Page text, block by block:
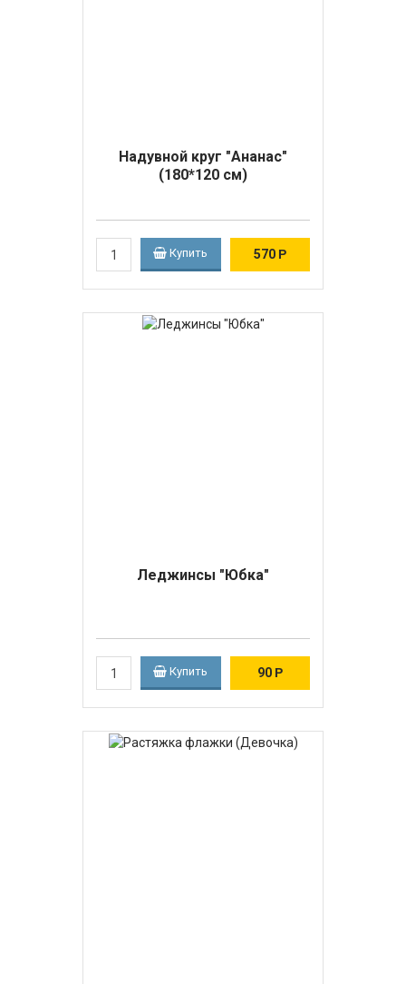
Надувной круг "Ананас"
(180*120 см)
Купить 570 Р
Леджинсы "Юбка"
Купить 90 Р